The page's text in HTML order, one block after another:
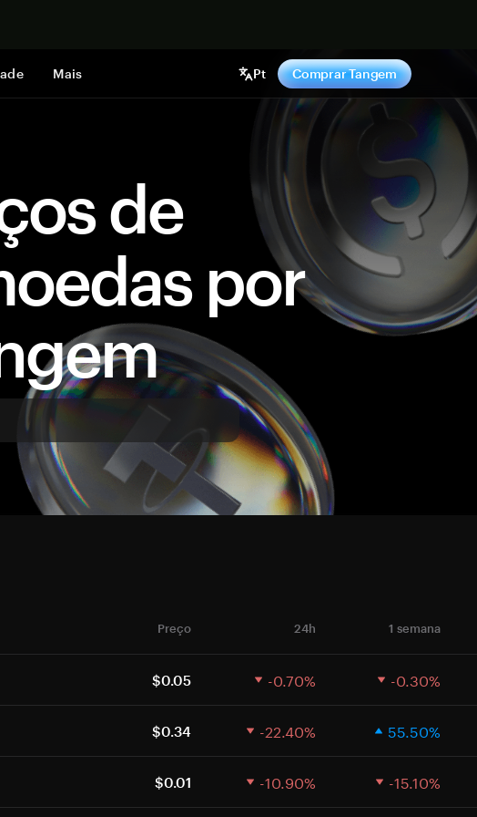
Mais Pt Comprar Tangem
de
por
Preço 24h 1 semana
$0.05 -0.70% -0.30%
$0.34 -22.40% 55.50%
$0.01 -10.90% -15.10%